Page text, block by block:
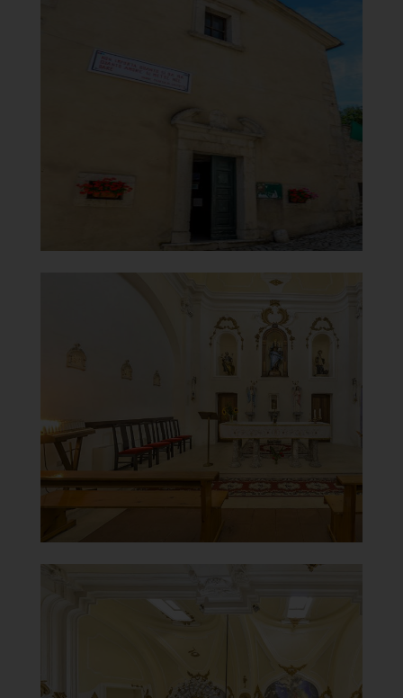
Chiesa Madonna del Carmine o
Facciata
Chiesa Madonna del Carmine o
della Congrega
Clicca per ingrandire
]
Chiesa Madonna del Carmine o
Affreschi